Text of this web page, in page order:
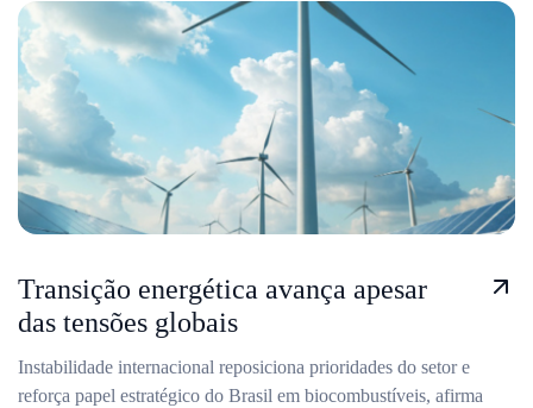
Transição energética avança apesar
das tensões globais
Instabilidade internacional reposiciona prioridades do setor e
reforça papel estratégico do Brasil em biocombustíveis, afirma